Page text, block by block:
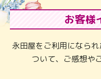
お客様
永田屋をご利用になら
ついて、ご感想や